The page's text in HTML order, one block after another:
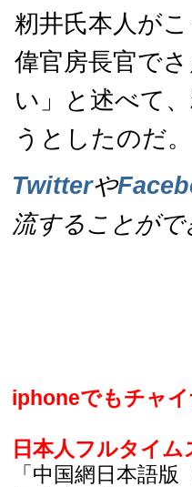
籾井氏本人が
偉官房長官で
い」と述べて
うとしたのだ。
Twitterや
流することがで
iphoneでもチャイ
日本人フルタイ
「中国網日本語